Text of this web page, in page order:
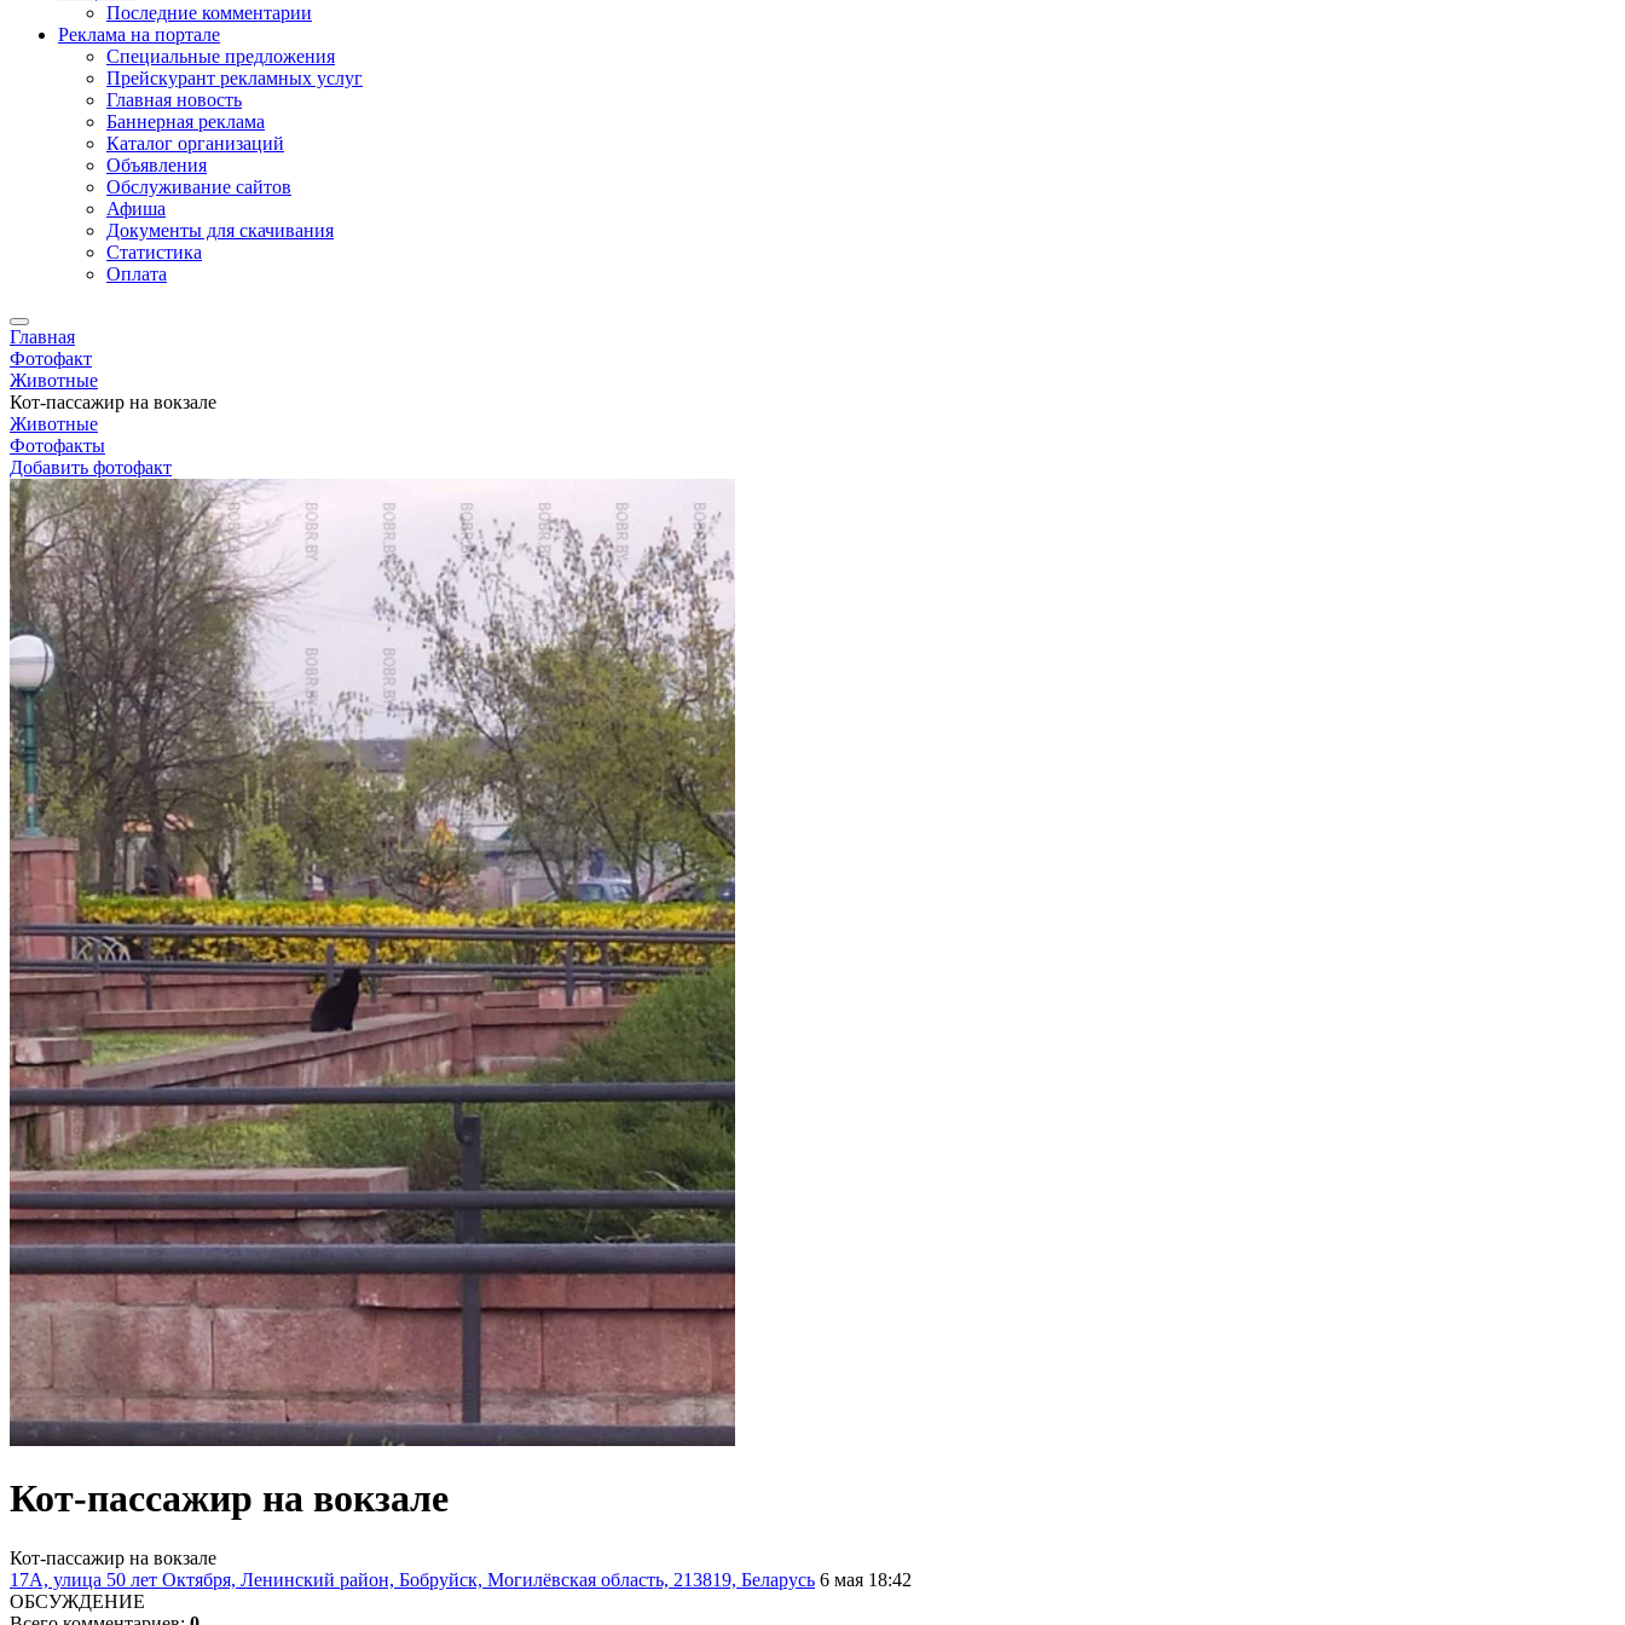
Последние комментарии
Реклама на портале
Специальные предложения
Прейскурант рекламных услуг
Главная новость
Баннерная реклама
Каталог организаций
Объявления
Обслуживание сайтов
Афиша
Документы для скачивания
Статистика
Оплата
Главная
Фотофакт
Животные
Кот-пассажир на вокзале
Животные
Фотофакты
Добавить фотофакт
Кот-пассажир на вокзале
Кот-пассажир на вокзале
17А, улица 50 лет Октября, Ленинский район, Бобруйск, Могилёвская область, 213819, Беларусь 6 мая 18:42
ОБСУЖДЕНИЕ